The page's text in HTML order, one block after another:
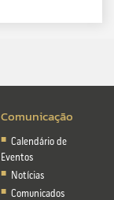
Comunicação
Calendário de
Eventos
Notícias
Comunicados